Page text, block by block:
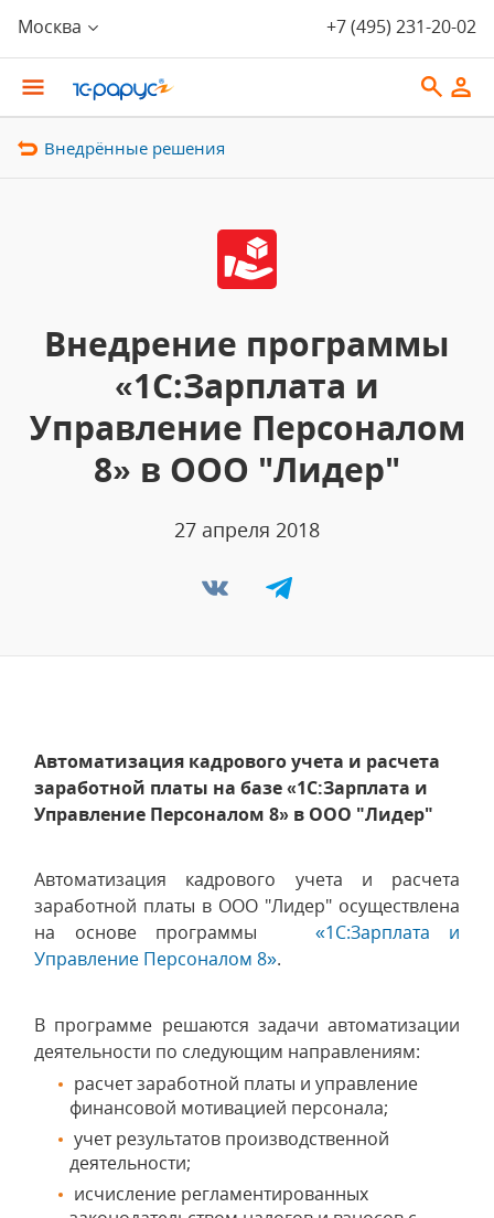
Москва +7 (495) 231-20-02
Внедрённые решения
Внедрение программы
«1С:Зарплата и
Управление Персоналом
8» в ООО "Лидер"
27 апреля 2018
Автоматизация кадрового учета и расчета
заработной платы на базе «1С:Зарплата и
Управление Персоналом 8» в ООО "Лидер"
Автоматизация кадрового учета и расчета
заработной платы в ООО "Лидер" осуществлена
на основе программы «1С:Зарплата и
Управление Персоналом 8».
В программе решаются задачи автоматизации
деятельности по следующим направлениям:
расчет заработной платы и управление
финансовой мотивацией персонала;
учет результатов производственной
деятельности;
исчисление регламентированных